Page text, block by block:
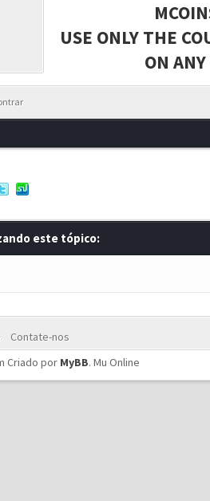
USE ONLY THE
ON
este tópico:
Contate-nos
Criado por MyBB. Mu Online